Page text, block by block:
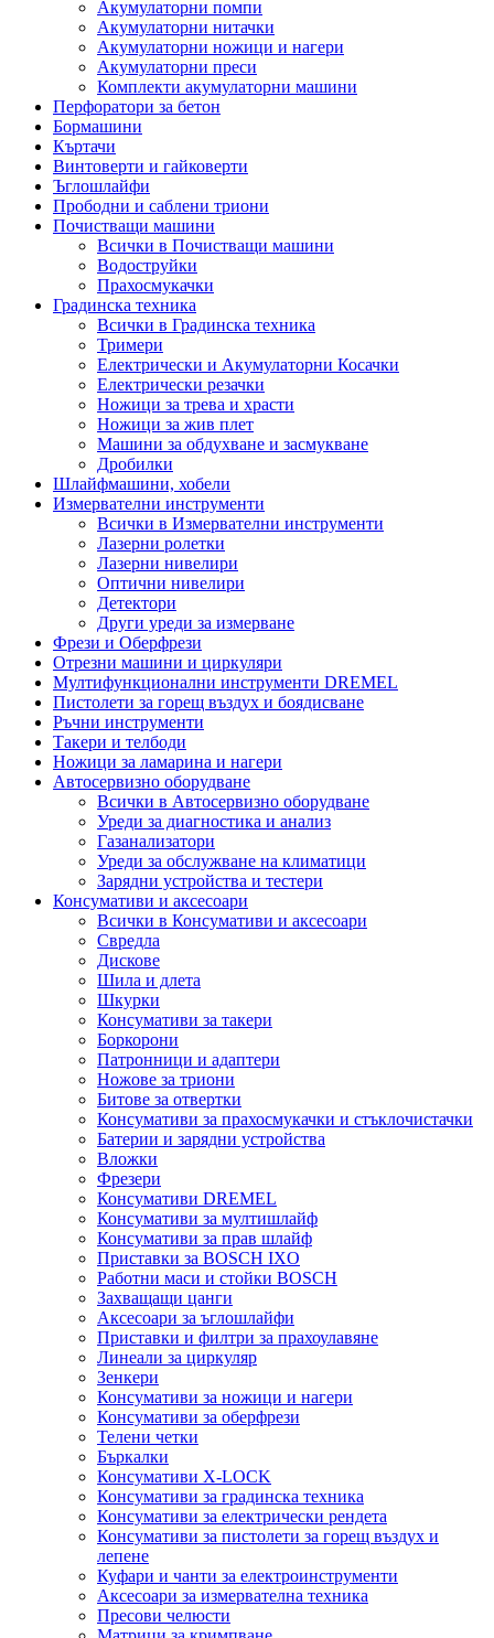
Акумулаторни помпи
Акумулаторни нитачки
Акумулаторни ножици и нагери
Акумулаторни преси
Комплекти акумулаторни машини
Перфоратори за бетон
Бормашини
Къртачи
Винтоверти и гайковерти
Ъглошлайфи
Прободни и саблени триони
Почистващи машини
Всички в Почистващи машини
Водоструйки
Прахосмукачки
Градинска техника
Всички в Градинска техника
Тримери
Електрически и Акумулаторни Косачки
Електрически резачки
Ножици за трева и храсти
Ножици за жив плет
Машини за обдухване и засмукване
Дробилки
Шлайфмашини, хобели
Измервателни инструменти
Всички в Измервателни инструменти
Лазерни ролетки
Лазерни нивелири
Оптични нивелири
Детектори
Други уреди за измерване
Фрези и Оберфрези
Отрезни машини и циркуляри
Мултифункционални инструменти DREMEL
Пистолети за горещ въздух и боядисване
Ръчни инструменти
Такери и телбоди
Ножици за ламарина и нагери
Автосервизно оборудване
Всички в Автосервизно оборудване
Уреди за диагностика и анализ
Газанализатори
Уреди за обслужване на климатици
Зарядни устройства и тестери
Консумативи и аксесоари
Всички в Консумативи и аксесоари
Свредла
Дискове
Шила и длета
Шкурки
Консумативи за такери
Боркорони
Патронници и адаптери
Ножове за триони
Битове за отвертки
Консумативи за прахосмукачки и стъклочистачки
Батерии и зарядни устройства
Вложки
Фрезери
Консумативи DREMEL
Консумативи за мултишлайф
Консумативи за прав шлайф
Приставки за BOSCH IXO
Работни маси и стойки BOSCH
Захващащи цанги
Аксесоари за ъглошлайфи
Приставки и филтри за прахоулавяне
Линеали за циркуляр
Зенкери
Консумативи за ножици и нагери
Консумативи за оберфрези
Телени четки
Бъркалки
Консумативи X-LOCK
Консумативи за градинска техника
Консумативи за електрически рендета
Консумативи за пистолети за горещ въздух и
лепене
Куфари и чанти за електроинструменти
Аксесоари за измервателна техника
Пресови челюсти